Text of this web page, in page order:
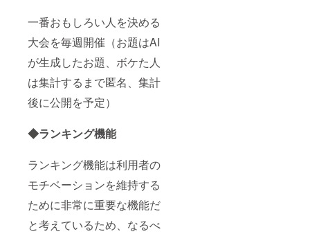
一番おもしろい人を決める
大会を毎週開催（お題はAI
が生成したお題、ボケた人
は集計するまで匿名、集計
後に公開を予定）
◆ランキング機能
ランキング機能は利用者の
モチベーションを維持する
ために非常に重要な機能だ
と考えているため、なるべ